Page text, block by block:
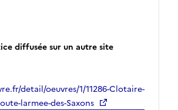
diffusée sur un autre site
detail/oeuvres/1/11286-Clotaire-
larmee-des-Saxons